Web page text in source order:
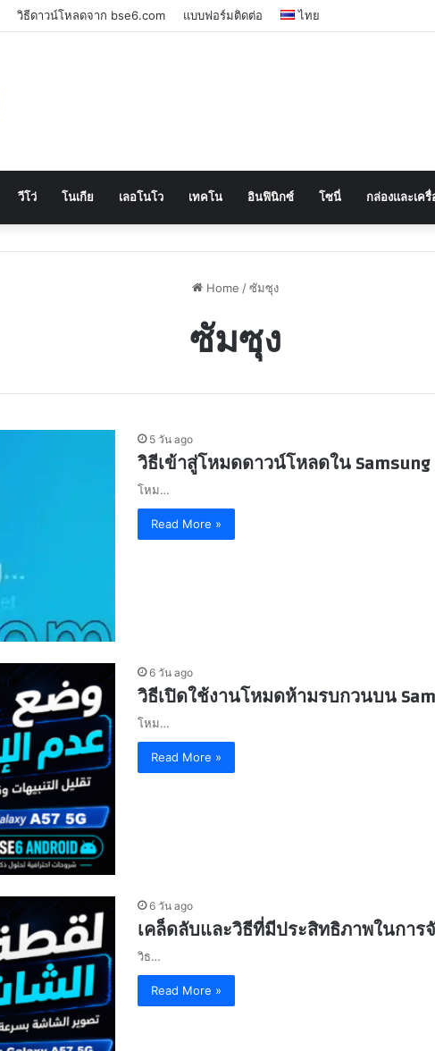
วิธีดาวน์โหลดจาก bse6.com แบบฟอร์มติดต่อ ไทย
วีโว่ โนเกีย เลอโนโว เทคโน อินฟินิกซ์ โซนี่ กล่องและเครื่
Home / ซัมซุง
ซัมซุง
5 วัน ago
วิธีเข้าสู่โหมดดาวน์โหลดใน Samsung
โหม…
Read More »
6 วัน ago
วิธีเปิดใช้งานโหมดห้ามรบกวนบน
โหม…
Read More »
6 วัน ago
เคล็ดลับและวิธีที่มีประสิทธิภาพในการ
วิธ…
Read More »